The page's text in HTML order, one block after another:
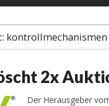
kontrollmechanismen
2x
Der Herausgeber